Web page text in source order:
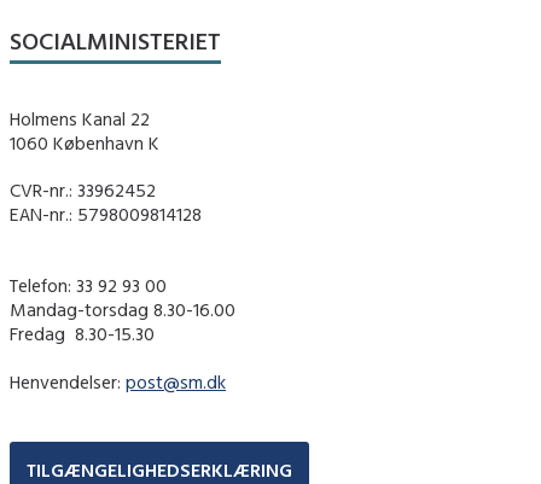
SOCIALMINISTERIET
Holmens Kanal 22
1060 København K
CVR-nr.: 33962452
EAN-nr.: 5798009814128
Telefon: 33 92 93 00
Mandag-torsdag 8.30-16.00
Fredag ​ 8.30-15.30
Henvendelser: post@sm.dk
TILGÆNGELIGHEDSERKLÆRING